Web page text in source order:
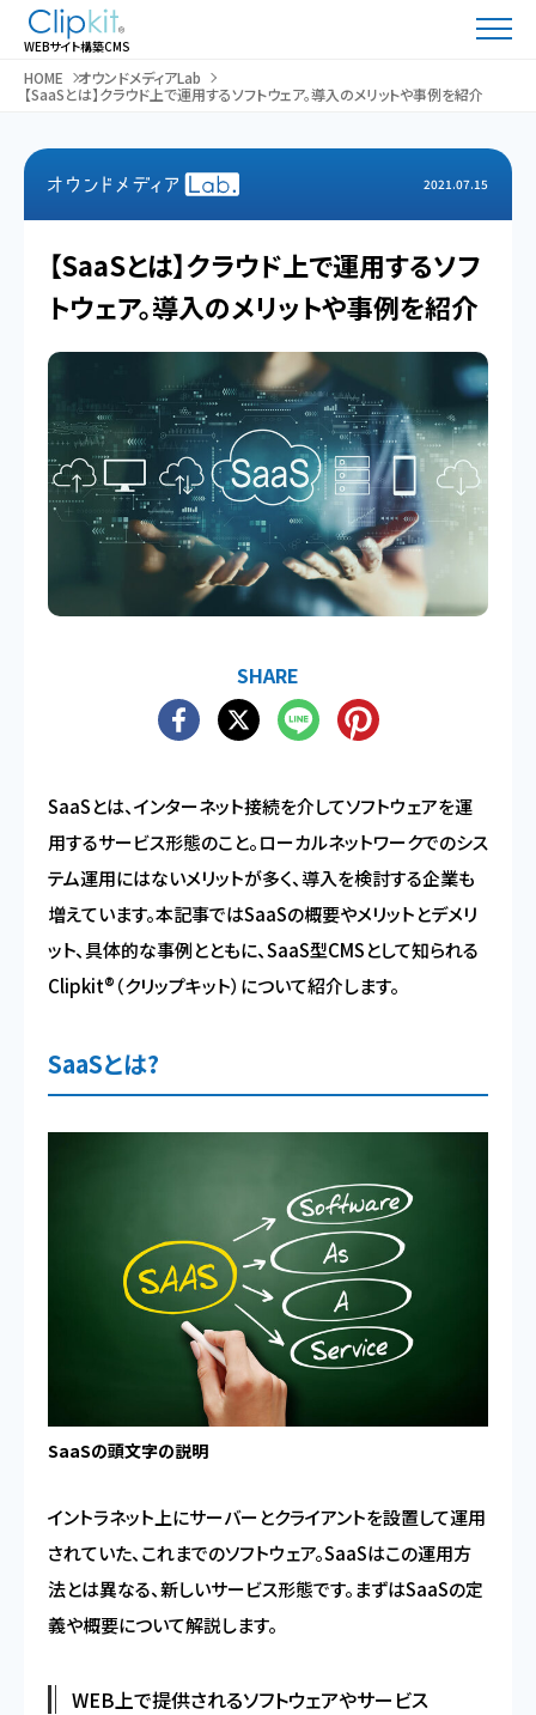
WEBサイト構築CMS
HOME
オウンドメディアLab
【SaaSとは】クラウド上で運用するソフトウェア。導入のメリットや事例を紹介
2021.07.15
【SaaSとは】クラウド上で運用するソフ
トウェア。導入のメリットや事例を紹介
SHARE
SaaSとは、インターネット接続を介してソフトウェアを運
用するサービス形態のこと。ローカルネットワークでのシス
テム運用にはないメリットが多く、導入を検討する企業も
増えています。本記事ではSaaSの概要やメリットとデメリ
ット、具体的な事例とともに、SaaS型CMSとして知られる
Clipkit®（クリップキット）について紹介します。
SaaSとは?
SaaSの頭文字の説明
イントラネット上にサーバーとクライアントを設置して運用
されていた、これまでのソフトウェア。SaaSはこの運用方
法とは異なる、新しいサービス形態です。まずはSaaSの定
義や概要について解説します。
WEB上で提供されるソフトウェアやサービス